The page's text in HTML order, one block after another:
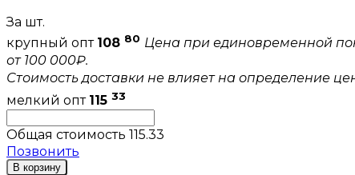
За шт.
крупный опт 108 80 Цена при единовременной
от 100 000₽.
Стоимость доставки не влияет на определение
мелкий опт 115 33
Общая стоимость 115.33
Позвонить
В корзину